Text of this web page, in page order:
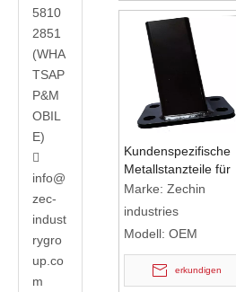
5810
2851
(WHA
TSAP
P&M
OBIL
E)

info@
zec-
indust
rygro
up.co
m
Kundenspezifische
Metallstanzteile für
Schweißhalterungen
Schweißhalterungen
von Schweißteilen
Marke: Zechin
industries
Modell: OEM
erkundigen